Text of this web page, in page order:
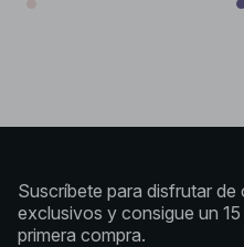
Suscríbete para disfrutar
exclusivos y consigue un
primera compra.